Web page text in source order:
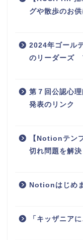
グや散歩のお
2024年ゴール
のリーダーズ
第７回公認心
発表のリンク
【Notionテン
切れ問題を解決
Notionはじめ
「キッザニア